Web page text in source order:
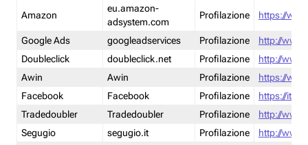
Amazon
eu.amazon-
adsystem.com
Profilazione https://
Google Ads googleadservices Profilazione
http://
Doubleclick
doubleclick.net Profilazione
http://
Awin
Awin Profilazione
https://
Facebook
Facebook Profilazione
https://it-
Tradedoubler
Tradedoubler Profilazione
http://
Segugio
segugio.it Profilazione
http://